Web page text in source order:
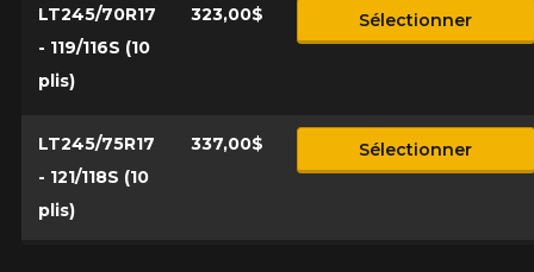
LT245/70R17
- 119/116S (10
plis)
323,00$ Sélectionner
LT245/75R17
- 121/118S (10
plis)
337,00$ Sélectionner